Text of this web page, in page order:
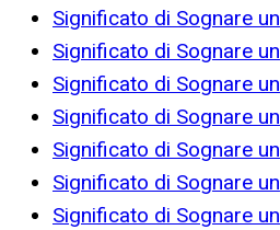
Significato di Sognare un
Significato di Sognare un
Significato di Sognare un
Significato di Sognare un
Significato di Sognare un
Significato di Sognare un
Significato di Sognare un